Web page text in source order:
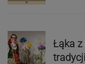
Łąka z